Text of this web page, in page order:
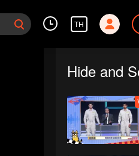
TH
Hide and